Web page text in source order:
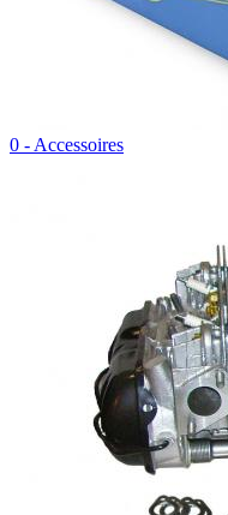
0 - Accessoires